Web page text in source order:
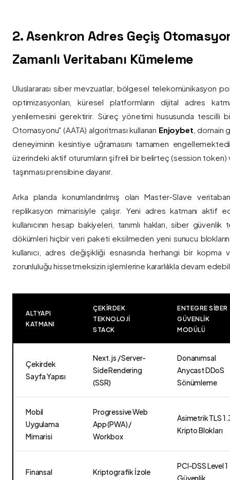
2. Asenkron Adres Geçiş
Zamanlı Veritabanı Kümeleme
Uluslararası siber mevzuatlar, bölgesel telekomünikasyon
optimizasyonları, küresel platformların dijital adres
yenilemesini gerektirir. Süreç yönetimi hususunda tescilli
Otomasyonu" (AATA) algoritması kullanan Enjoybet , domain
deneyiminin kesintiye uğramasını tamamen
üzerindeki aktif oturumların şifreli bir belirteç (session token)
taşınması prensibine dayanır.
Arka planda konumlandırılmış olan Master-Slave
replikasyon mimarisiyle çalışır. Yeni adres katmanı aktif
kullanıcının hesap bakiyeleri, tanımlı hakları, siber
dökümleri hiçbir veri paketi eksilmeden yeni sunucu
kullanıcı, adres değişikliği esnasında herhangi bir
zorunluluğu hissetmeksizin işlemlerine kararlılıkla devam
ALTYAPI
KATMANI
ÇEKIRDEK
TEKNOLOJI
STACK
ENTEGRE SIBER
GÜVENLIK
MODÜLÜ
Çekirdek
Sayfa Yapısı
Next.js / Server-
Side Rendering
(SSR)
Donanımsal
Anycast DDoS
Sönümleme
Mobil
Uygulama
Mimarisi
Progressive Web
App (PWA) /
Workbox
Asimetrik TLS
Kripto Blokları
Finansal
Kriptografik İzole
PCI-DSS Level 1
Güvenlik